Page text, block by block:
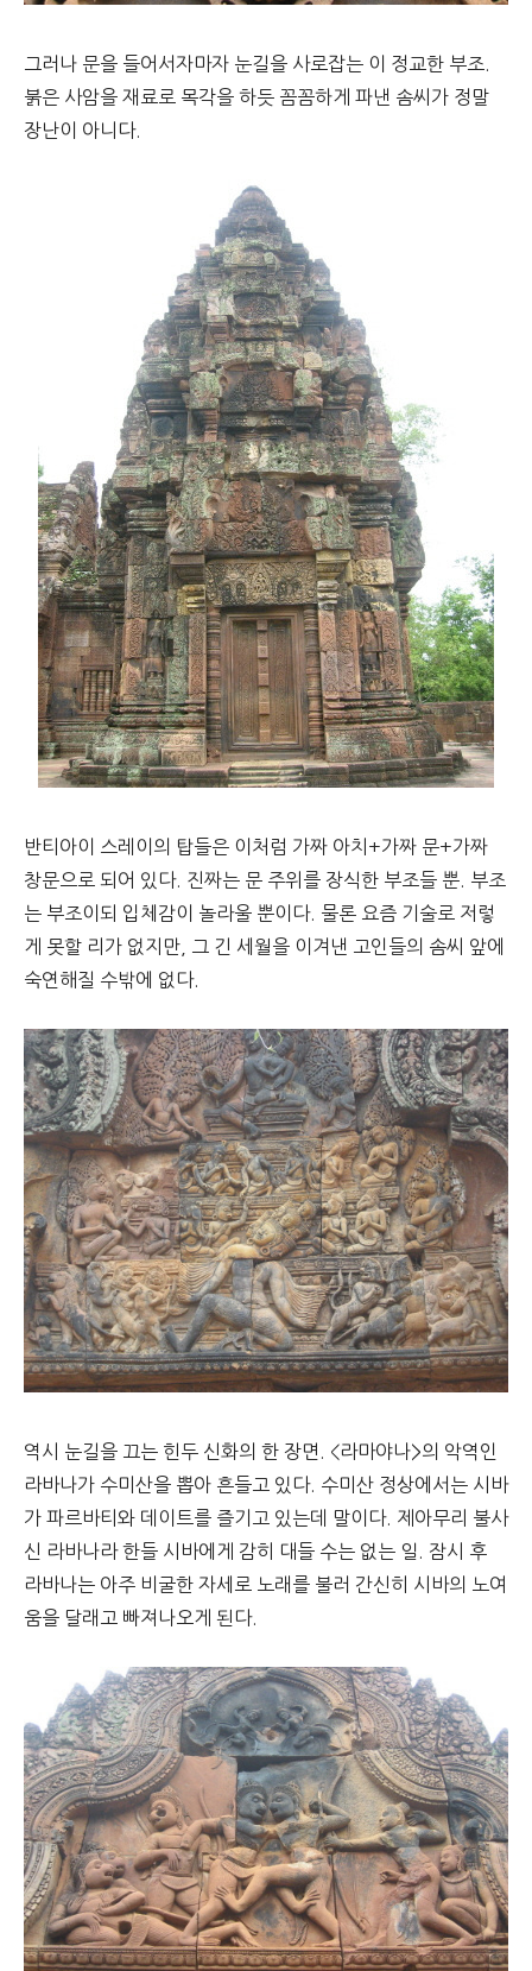
그러나 문을 들어서자마자 눈길을 사로잡는 이 정교한 부조.
붉은 사암을 재료로 목각을 하듯 꼼꼼하게 파낸 솜씨가 정말
장난이 아니다.
반티아이 스레이의 탑들은 이처럼 가짜 아치+가짜 문+가짜
창문으로 되어 있다. 진짜는 문 주위를 장식한 부조들 뿐. 부조
는 부조이되 입체감이 놀라울 뿐이다. 물론 요즘 기술로 저렇
게 못할 리가 없지만, 그 긴 세월을 이겨낸 고인들의 솜씨 앞에
숙연해질 수밖에 없다.
역시 눈길을 끄는 힌두 신화의 한 장면. <라마야나>의 악역인
라바나가 수미산을 뽑아 흔들고 있다. 수미산 정상에서는 시바
가 파르바티와 데이트를 즐기고 있는데 말이다. 제아무리 불사
신 라바나라 한들 시바에게 감히 대들 수는 없는 일. 잠시 후
라바나는 아주 비굴한 자세로 노래를 불러 간신히 시바의 노여
움을 달래고 빠져나오게 된다.